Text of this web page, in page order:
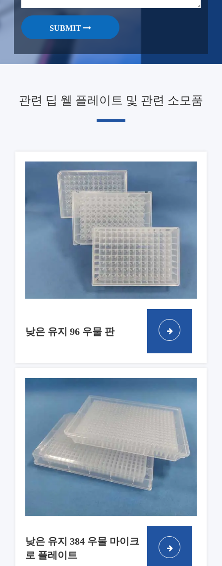
SUBMIT
관련 딥 웰 플레이트 및 관련 소모품
낮은 유지 96 우물 판
낮은 유지 384 우물 마이크
로 플레이트